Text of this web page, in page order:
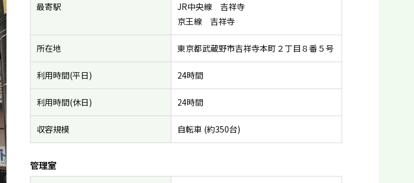
最寄駅
JR中央線 吉祥寺
京王線 吉祥寺
所在地 東京都武蔵野市吉祥寺本町２丁目８番５号
利用時間(平日) 24時間
利用時間(休日) 24時間
収容規模 自転車 (約350台)
管理室